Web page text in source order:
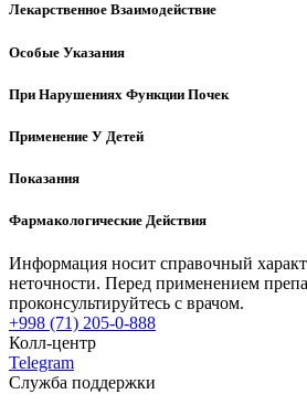
Лекарственное Взаимодействие
Особые Указания
При Нарушениях Функции Почек
Применение У Детей
Показания
Фармакологические Действия
Информация носит справочный
неточности. Перед применением
проконсультируйтесь с врачом.
+998 (71) 205-0-888
Колл-центр
Telegram
Служба поддержки